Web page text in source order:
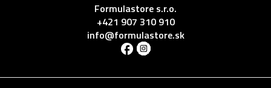
Formulastore s.r.o.
+421 907 310 910
info@formulastore.sk